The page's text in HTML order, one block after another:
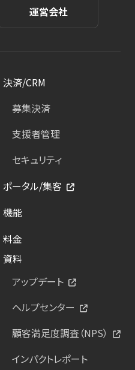
運営会社
決済/CRM
募集決済
支援者管理
セキュリティ
ポータル/集客
機能
料金
資料
アップデート
ヘルプセンター
顧客満足度調査（NPS）
インパクトレポート